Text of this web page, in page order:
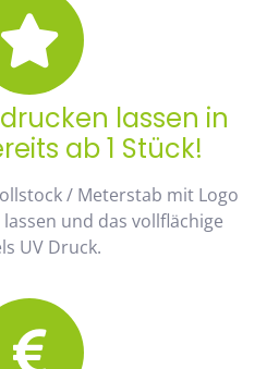
lassen in
ab 1 Stück!
/ Meterstab mit Logo
und das vollflächige
UV Druck.